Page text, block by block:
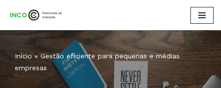
para
conteúdo
Início»Gestão eficiente para pequenas e médias
empresas